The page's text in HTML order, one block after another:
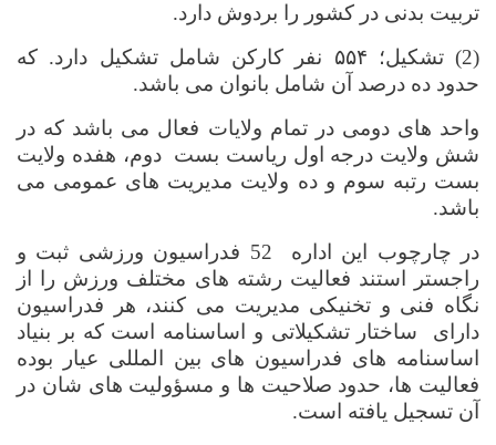
تربیت بدنی در کشور را بردوش دارد.
(2)
تشکیل؛ ۵۵۴ نفر کارکن شامل تشکیل دارد. که
حدود ده درصد آن شامل بانوان می باشد.
واحد های دومی در تمام ولایات فعال می باشد که در
شش ولایت درجه اول ریاست بست دوم، هفده ولایت
بست رتبه سوم و ده ولایت مدیریت های عمومی می
باشد.
در چارچوب این اداره
52 فدراسیون ورزشی ثبت و
راجستر استند فعالیت رشته های مختلف ورزش را از
نگاه فنی و تخنیکی مدیریت می کنند، هر فدراسیون
دارای
ساختار تشکیلاتی و اساسنامه است که بر بنیاد
اساسنامه های فدراسیون های بین المللی عیار بوده
فعالیت ها، حدود صلاحیت ها و مسؤولیت های شان در
آن تسجیل یافته است.